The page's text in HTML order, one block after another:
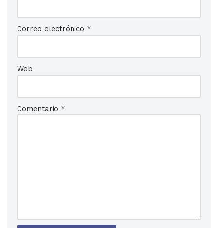
Correo electrónico *
Web
Comentario *